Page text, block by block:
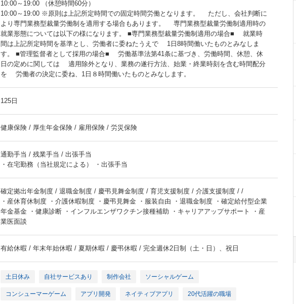
10:00～19:00 （休憩時間60分）
10:00～19:00 ※原則は上記所定時間での固定時間労働となります。 ただし、会社判断に
より専門業務型裁量労働制を適用する場合もあります。 専門業務型裁量労働制適用時の
就業形態については以下の様になります。 ■専門業務型裁量労働制適用の場合■ 就業時
間は上記所定時間を基準とし、労働者に委ねたうえで 1日8時間働いたものとみなしま
す。 ■管理監督者として採用の場合■ 労働基準法第41条に基づき、労働時間、休憩、休
日の定めに関しては 適用除外となり、業務の遂行方法、始業・終業時刻を含む時間配分
を 労働者の決定に委ね、1日８時間働いたものとみなします。
125日
健康保険 / 厚生年金保険 / 雇用保険 / 労災保険
通勤手当 / 残業手当 / 出張手当
・在宅勤務（当社規定による） ・出張手当
確定拠出年金制度 / 退職金制度 / 慶弔見舞金制度 / 育児支援制度 / 介護支援制度 / /
・産休育休制度 ・介護休暇制度 ・慶弔見舞金 ・服装自由 ・退職金制度 ・確定給付型企業
年金基金 ・健康診断 ・インフルエンザワクチン接種補助 ・キャリアアップサポート ・産
業医面談
有給休暇 / 年末年始休暇 / 夏期休暇 / 慶弔休暇 / 完全週休2日制（土・日）、祝日
土日休み 自社サービスあり 制作会社 ソーシャルゲーム
コンシューマーゲーム アプリ開発 ネイティブアプリ 20代活躍の職場